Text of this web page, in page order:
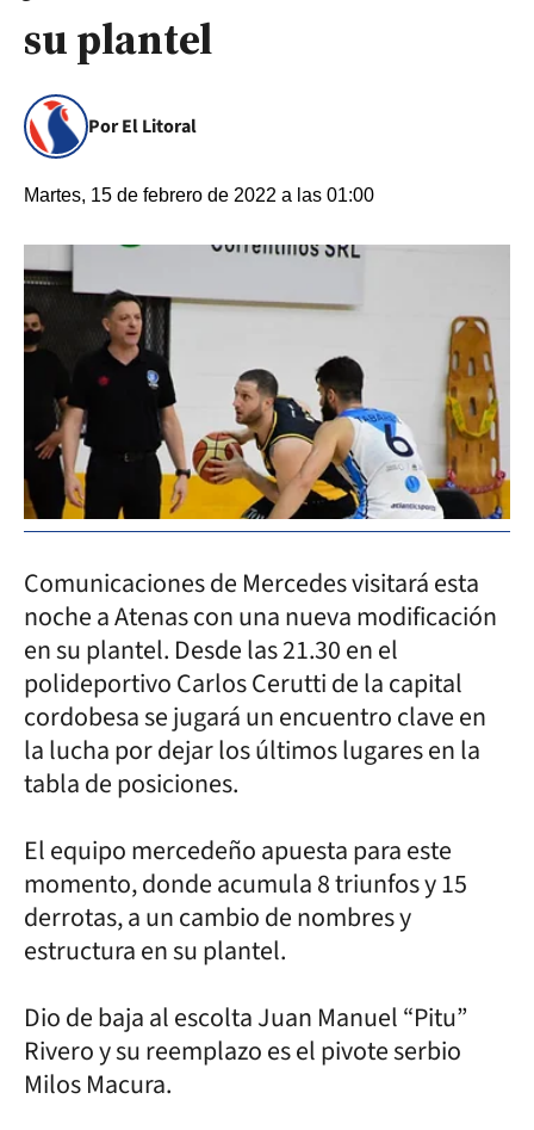
su plantel
Por El Litoral
Martes, 15 de febrero de 2022 a las 01:00
Comunicaciones de Mercedes visitará esta
noche a Atenas con una nueva modificación
en su plantel. Desde las 21.30 en el
polideportivo Carlos Cerutti de la capital
cordobesa se jugará un encuentro clave en
la lucha por dejar los últimos lugares en la
tabla de posiciones.
El equipo mercedeño apuesta para este
momento, donde acumula 8 triunfos y 15
derrotas, a un cambio de nombres y
estructura en su plantel.
Dio de baja al escolta Juan Manuel “Pitu”
Rivero y su reemplazo es el pivote serbio
Milos Macura.